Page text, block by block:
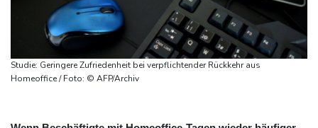
Studie: Geringere Zufriedenheit bei verpflichtender Rückkehr aus
Homeoffice / Foto: © AFP/Archiv